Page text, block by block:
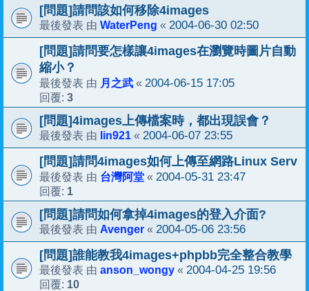
[問題]請問該如何移除4images
最後發表 由 WaterPeng « 2004-06-30 02:50
[問題]請問要怎樣讓4images在瀏覽時圖片自動
縮小？
最後發表 由 月之武 « 2004-06-15 17:05
回覆: 3
[問題]4images上傳檔案時，都出現誤會？
最後發表 由 lin921 « 2004-06-07 23:55
[問題]請問4images如何上傳至網路Linux Serv
最後發表 由 台灣阿堂 « 2004-05-31 23:47
回覆: 1
[問題]請問如何拿掉4images的登入介面?
最後發表 由 Avenger « 2004-05-06 23:56
[問題]誰能教我4images+phpbb完全整合教學
最後發表 由 anson_wongy « 2004-04-25 19:56
回覆: 10